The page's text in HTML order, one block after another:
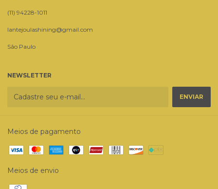
(11) 94228-1011
lantejoulashining@gmail.com
São Paulo
NEWSLETTER
Meios de pagamento
Meios de envio